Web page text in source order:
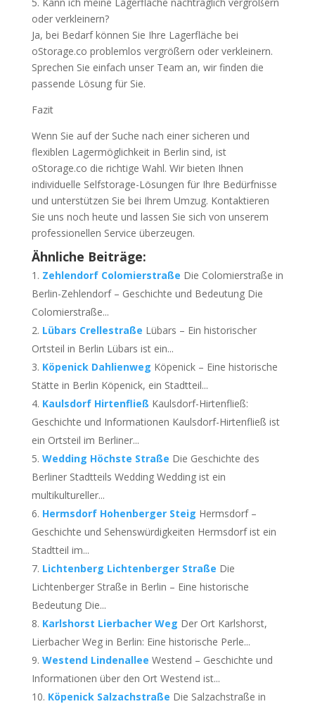
oder verkleinern?
Ja, bei Bedarf können Sie Ihre Lagerfläche bei
oStorage.co problemlos vergrößern oder verkleinern.
Sprechen Sie einfach unser Team an, wir finden die
passende Lösung für Sie.
Fazit
Wenn Sie auf der Suche nach einer sicheren und
flexiblen Lagermöglichkeit in Berlin sind, ist
oStorage.co die richtige Wahl. Wir bieten Ihnen
individuelle Selfstorage-Lösungen für Ihre Bedürfnisse
und unterstützen Sie bei Ihrem Umzug. Kontaktieren
Sie uns noch heute und lassen Sie sich von unserem
professionellen Service überzeugen.
Ähnliche Beiträge:
Zehlendorf Colomierstraße Die Colomierstraße in
Berlin-Zehlendorf – Geschichte und Bedeutung Die
Colomierstraße...
Lübars Crellestraße Lübars – Ein historischer
Ortsteil in Berlin Lübars ist ein...
Köpenick Dahlienweg Köpenick – Eine historische
Stätte in Berlin Köpenick, ein Stadtteil...
Kaulsdorf Hirtenfließ Kaulsdorf-Hirtenfließ:
Geschichte und Informationen Kaulsdorf-Hirtenfließ ist
ein Ortsteil im Berliner...
Wedding Höchste Straße Die Geschichte des
Berliner Stadtteils Wedding Wedding ist ein
multikultureller...
Hermsdorf Hohenberger Steig Hermsdorf –
Geschichte und Sehenswürdigkeiten Hermsdorf ist ein
Stadtteil im...
Lichtenberg Lichtenberger Straße Die
Lichtenberger Straße in Berlin – Eine historische
Bedeutung Die...
Karlshorst Lierbacher Weg Der Ort Karlshorst,
Lierbacher Weg in Berlin: Eine historische Perle...
Westend Lindenallee Westend – Geschichte und
Informationen über den Ort Westend ist...
Köpenick Salzachstraße Die Salzachstraße in